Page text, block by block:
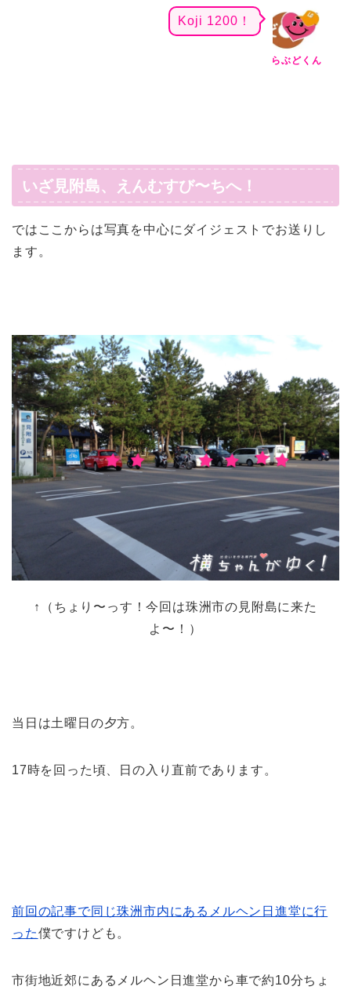
らぶどくん
Koji 1200！
いざ見附島、えんむすび〜ちへ！
ではここからは写真を中心にダイジェストでお送りし
ます。
↑（ちょり〜っす！今回は珠洲市の見附島に来た
よ〜！）
当日は土曜日の夕方。
17時を回った頃、日の入り直前であります。
前回の記事で同じ珠洲市内にあるメルヘン日進堂に行
った僕ですけども。
市街地近郊にあるメルヘン日進堂から車で約10分ちょ